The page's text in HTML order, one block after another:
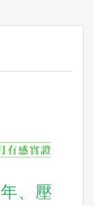
、壓